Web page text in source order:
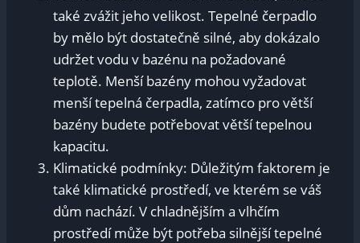
také ‍zvážit jeho velikost. Tepelné ⁤čerpadlo
by mělo být ‌dostatečně silné, ​aby dokázalo
udržet vodu⁢ v bazénu ‌na požadované
‌teplotě. Menší bazény ‍mohou vyžadovat
menší tepelná čerpadla, zatímco pro větší‌
bazény​ budete potřebovat ⁤větší tepelnou
kapacitu.
Klimatické podmínky: Důležitým faktorem ‍je
také klimatické prostředí, ‍ve kterém se váš
dům nachází. V chladnějším a vlhčím
prostředí⁣ může být ⁣potřeba silnější tepelné